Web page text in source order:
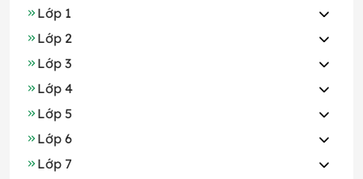
Lớp 1
Lớp 2
Lớp 3
Lớp 4
Lớp 5
Lớp 6
Lớp 7